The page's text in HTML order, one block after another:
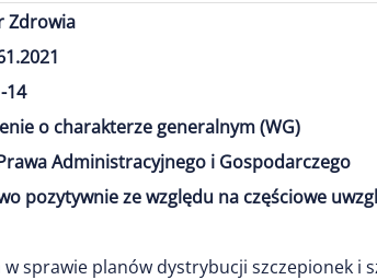
Zdrowia
14
o charakterze generalnym (WG)
Administracyjnego i Gospodarczego
pozytywnie ze względu na częściowe
sprawie planów dystrybucji szczepionek i